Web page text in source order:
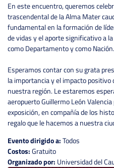
En este encuentro, queremos
trascendental de la Alma Mater
fundamental en la formación de
de vidas y el aporte significativo a
como Departamento y como Nación.
Esperamos contar con su grata
la importancia y el impacto positivo
nuestra región. Le estaremos
aeropuerto Guillermo León
exposición, en compañía de los
regalo que le hacemos a nuestra
Evento dirigido a:Todos
Costos:Gratuito
Organizado por: Universidad del